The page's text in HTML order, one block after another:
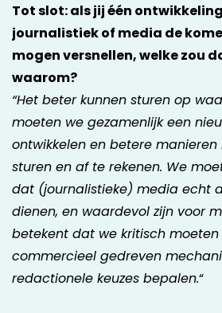
Tot slot: als jij één
journalistiek of media de
mogen versnellen, welke zou
waarom?
“Het beter kunnen sturen op
moeten we gezamenlijk een
ontwikkelen en betere
sturen en af te rekenen. We
dat (journalistieke) media echt
dienen, en waardevol zijn voor
betekent dat we kritisch moeten
commercieel gedreven
redactionele keuzes bepalen.“